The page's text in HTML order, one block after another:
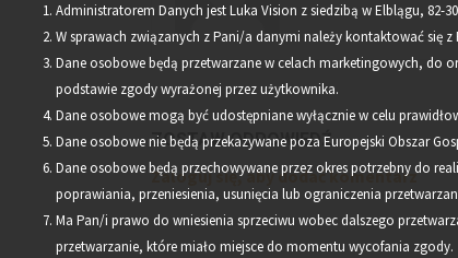
ZOSTAW ODPOWIEDŹ
Zaloguj się, aby dodać komentarz
Administratorem Danych jest Luka Vision z siedzibą w Elblągu, 82-
W sprawach związanych z Pani/a danymi należy kontaktować się z
Dane osobowe będą przetwarzane w celach marketingowych, do
podstawie zgody wyrażonej przez użytkownika.
Dane osobowe mogą być udostępniane wyłącznie w celu
Dane osobowe nie będą przekazywane poza Europejski Obszar
Dane osobowe będą przechowywane przez okres potrzebny do
poprawiania, przeniesienia, usunięcia lub ograniczenia
Ma Pan/i prawo do wniesienia sprzeciwu wobec dalszego
przetwarzanie, które miało miejsce do momentu wycofania zgody.